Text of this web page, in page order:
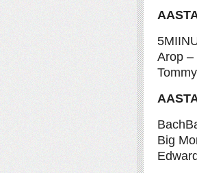
Arop –
Big